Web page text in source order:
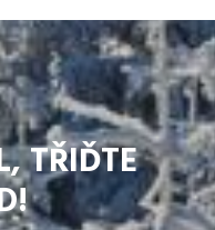
TŘIĎTE